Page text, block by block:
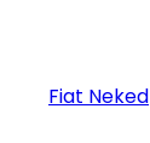
Fiat Neked